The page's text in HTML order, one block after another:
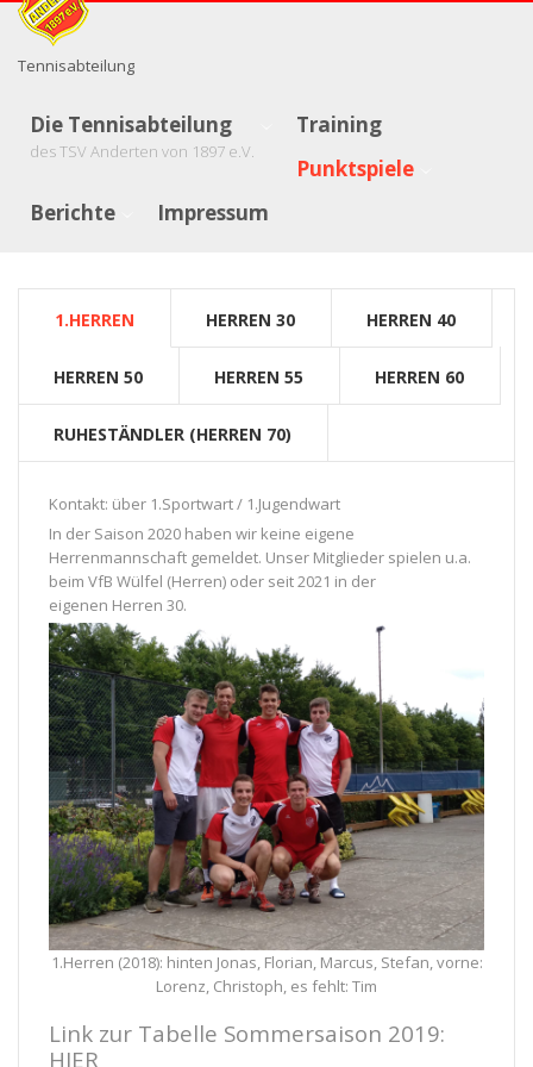
Tennisabteilung
Die Tennisabteilung
des TSV Anderten von 1897 e.V.
Training
Punktspiele
Berichte
Impressum
1.HERREN HERREN 30 HERREN 40
HERREN 50 HERREN 55 HERREN 60
RUHESTÄNDLER (HERREN 70)
Kontakt: über 1.Sportwart / 1.Jugendwart
In der Saison 2020 haben wir keine eigene
Herrenmannschaft gemeldet. Unser Mitglieder spielen u.a.
beim VfB Wülfel (Herren) oder seit 2021 in der
eigenen Herren 30.
1.Herren (2018): hinten Jonas, Florian, Marcus, Stefan, vorne:
Lorenz, Christoph, es fehlt: Tim
Link zur Tabelle Sommersaison 2019:
HIER